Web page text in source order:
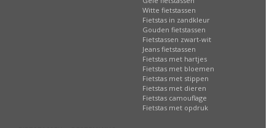
Witte fietstassen
Fietstas in zandkleur
Gouden fietstassen
Fietstassen zwart-wit
Jeans fietstassen
Fietstas met hartjes
Fietstas met bloemen
Fietstas met stippen
Fietstas met dieren
Fietstas camouflage
Fietstas met opdruk